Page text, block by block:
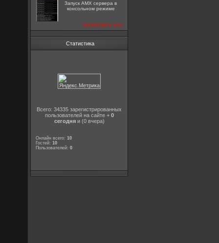
Запуск AMX сервера в
консольном режиме
посмотреть все
Статистика
Всего: 34335 зарегистрированных
пользователей на сайте + 0
сегодняи (0 вчера)
Онлайн всего:10
Гостей:10
Пользователей:0